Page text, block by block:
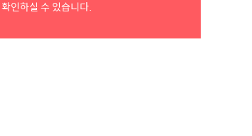
확인하실 수 있습니다.